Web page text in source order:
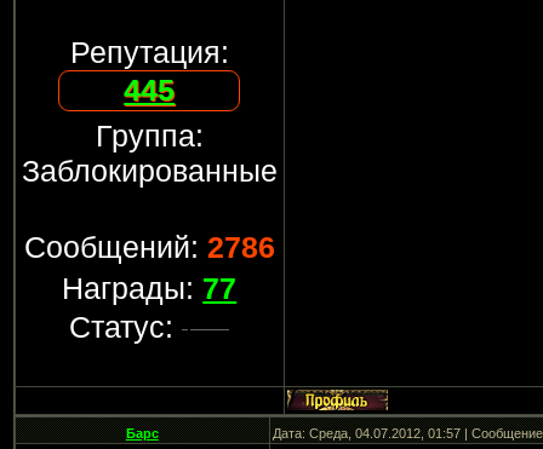
Репутация:
445
Группа:
Заблокированные
Сообщений: 2786
Награды: 77
Статус:
Барс Дата: Среда, 04.07.2012, 01:57 |